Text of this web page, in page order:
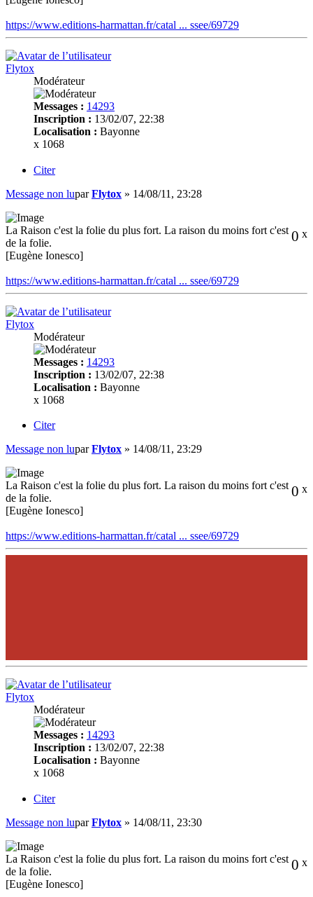
https://www.editions-harmattan.fr/catal ... ssee/69729
Flytox
Modérateur
Messages : 14293
Inscription : 13/02/07, 22:38
Localisation : Bayonne
x 1068
Citer
Message non luparFlytox » 14/08/11, 23:28
0 x
La Raison c'est la folie du plus fort. La raison du moins fort c'est
de la folie.
[Eugène Ionesco]
https://www.editions-harmattan.fr/catal ... ssee/69729
Flytox
Modérateur
Messages : 14293
Inscription : 13/02/07, 22:38
Localisation : Bayonne
x 1068
Citer
Message non luparFlytox » 14/08/11, 23:29
0 x
La Raison c'est la folie du plus fort. La raison du moins fort c'est
de la folie.
[Eugène Ionesco]
https://www.editions-harmattan.fr/catal ... ssee/69729
Flytox
Modérateur
Messages : 14293
Inscription : 13/02/07, 22:38
Localisation : Bayonne
x 1068
Citer
Message non luparFlytox » 14/08/11, 23:30
0 x
La Raison c'est la folie du plus fort. La raison du moins fort c'est
de la folie.
[Eugène Ionesco]